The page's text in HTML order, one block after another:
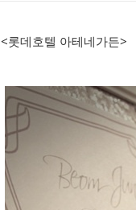
<롯데호텔 아테네가든>